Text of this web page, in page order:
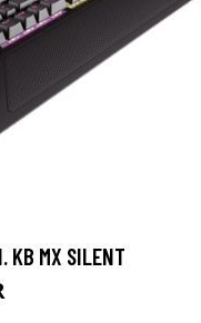
KB MX SILENT